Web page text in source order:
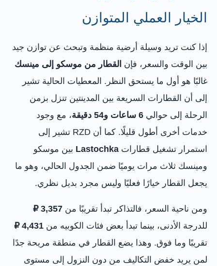
الخيار العملي المتوازن
إذا كنت تريد وسيلة أرضية منظمة وتبحث عن توازن جيد
بين الوقت والسعر، فإن القطار من موسكو إلى مينسك
غالبًا هو أول ما يستحق النظر. المعطيات الحالية تشير
إلى أن القطارات السريعة بين المدينتين تنزل بزمن
الرحلة إلى حوالي 6 ساعات و54 دقيقة
، مع وجود
خدمات أخرى أطول قليلًا. كما أن RZD تشير إلى
استمرار تشغيل قطارات Lastochka بين موسكو
ومينسك ثلاث مرات يوميًا ضمن الجدول الحالي، وهو ما
يجعل القطار خيارًا فعليًا وليس مجرد بديل نظري.
ومن ناحية السعر، فالتذاكر تبدأ تقريبًا من 3,357 ₽
للدرجة الأدنى، بينما تبدأ بعض فئات الكوبيه من 4,431 ₽
تقريبًا وما فوق. وهذا يضع القطار في منطقة مريحة جدًا
لمن يريد خفض التكاليف من دون النزول إلى مستوى